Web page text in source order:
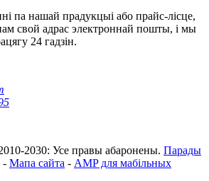
па нашай прадукцыі або прайс-лісце,
свой адрас электроннай пошты, і мы
24 гадзін.
2030: Усе правы абаронены. Парады
- Мапа сайта - AMP для мабільных